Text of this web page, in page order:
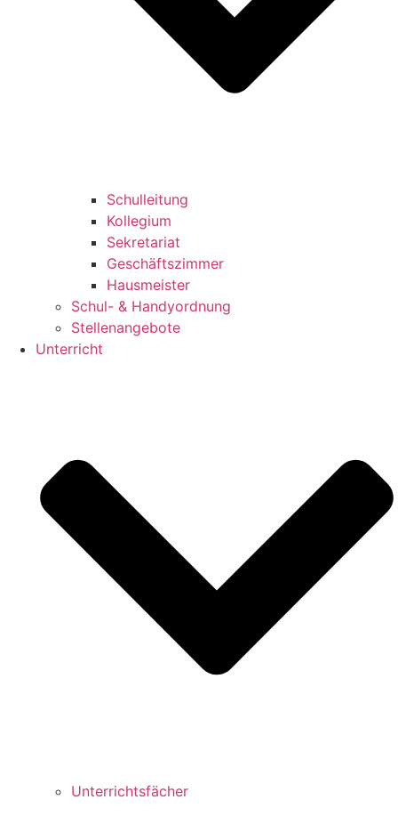
Schulleitung
Kollegium
Sekretariat
Geschäftszimmer
Hausmeister
Schul- & Handyordnung
Stellenangebote
Unterricht
Unterrichtsfächer